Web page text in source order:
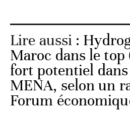
Lire aussi :
Maroc dans le top
fort potentiel
MENA, selon un
Forum